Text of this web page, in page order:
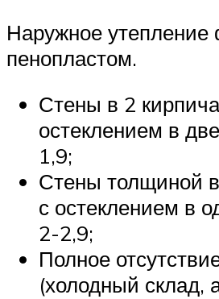
Наружное утепление
пенопластом.
Стены в 2
остеклением в
1,9;
Стены толщиной
с остеклением в
2-2,9;
Полное
(холодный склад,